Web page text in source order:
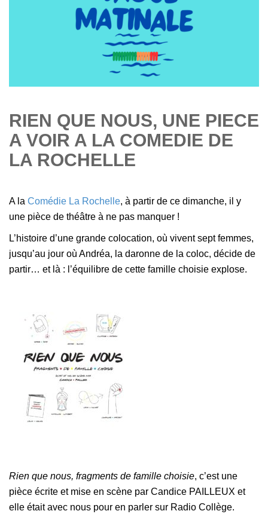
RIEN QUE NOUS, UNE PIECE
A VOIR A LA COMEDIE DE
LA ROCHELLE
A la Comédie La Rochelle, à partir de ce dimanche, il y
une pièce de théâtre à ne pas manquer !
L’histoire d’une grande colocation, où vivent sept femmes,
jusqu’au jour où Andréa, la daronne de la coloc, décide de
partir… et là : l’équilibre de cette famille choisie explose.
Rien que nous, fragments de famille choisie, c’est une
pièce écrite et mise en scène par Candice PAILLEUX et
elle était avec nous pour en parler sur Radio Collège.